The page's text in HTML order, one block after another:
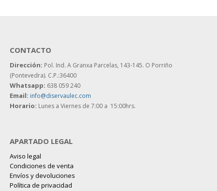
CONTACTO
Dirección: Pol. Ind. A Granxa Parcelas, 143-145. O Porriño
(Pontevedra). C.P.:36400
Whatsapp: 638 059 240
Email: info@diservaulec.com
Horario: Lunes a Viernes de 7:00 a 15:00hrs.
APARTADO LEGAL
Aviso legal
Condiciones de venta
Envíos y devoluciones
Política de privacidad